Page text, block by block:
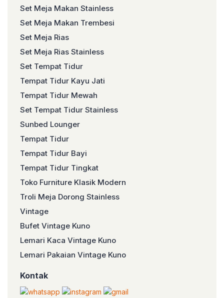
Set Meja Makan Stainless
Set Meja Makan Trembesi
Set Meja Rias
Set Meja Rias Stainless
Set Tempat Tidur
Tempat Tidur Kayu Jati
Tempat Tidur Mewah
Set Tempat Tidur Stainless
Sunbed Lounger
Tempat Tidur
Tempat Tidur Bayi
Tempat Tidur Tingkat
Toko Furniture Klasik Modern
Troli Meja Dorong Stainless
Vintage
Bufet Vintage Kuno
Lemari Kaca Vintage Kuno
Lemari Pakaian Vintage Kuno
Kontak